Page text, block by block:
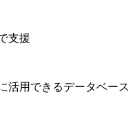
支援
活用できるデータベース